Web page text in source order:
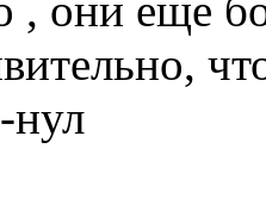
нул